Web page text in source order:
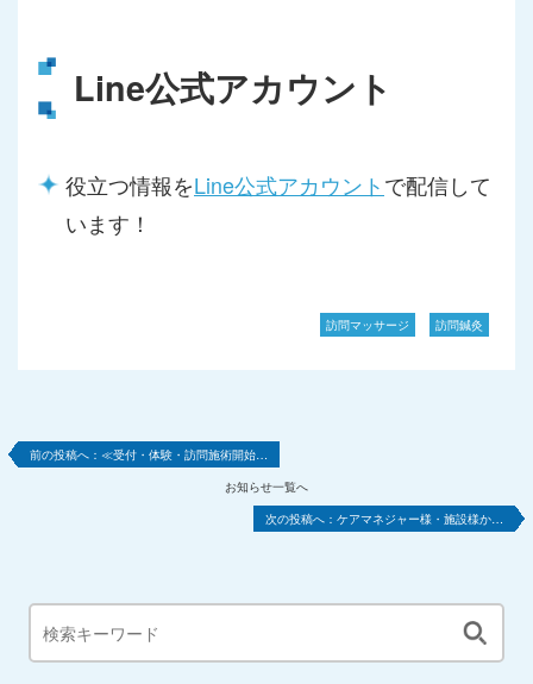
Line公式アカウント
役立つ情報をLine公式アカウントで配信して
います！
訪問マッサージ 訪問鍼灸
≪受付・体験・訪問施術開始…
お知らせ一覧へ
ケアマネジャー様・施設様か…